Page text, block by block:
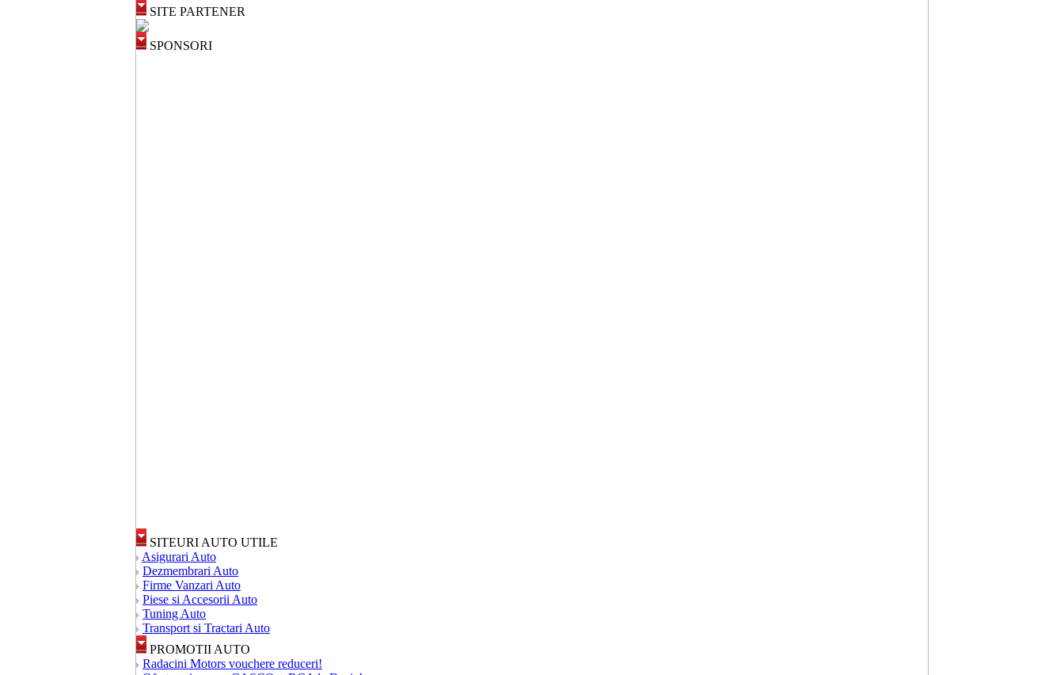
SITE PARTENER
SPONSORI
SITEURI AUTO UTILE
Asigurari Auto
Dezmembrari Auto
Firme Vanzari Auto
Piese si Accesorii Auto
Tuning Auto
Transport si Tractari Auto
PROMOTII AUTO
Radacini Motors vouchere reduceri!